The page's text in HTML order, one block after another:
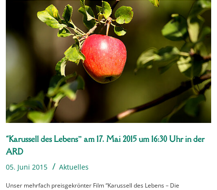
“Karussell des Lebens” am 17. Mai 2015 um 16:30 Uhr in der
ARD
05. Juni 2015 Aktuelles
Unser mehrfach preisgekrönter Film “Karussell des Lebens – Die